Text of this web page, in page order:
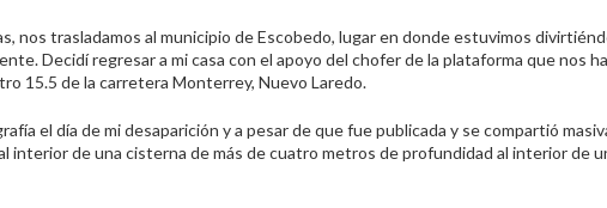
nos trasladamos al municipio de Escobedo, lugar en donde estuvimos
Decidí regresar a mi casa con el apoyo del chofer de la plataforma que nos
15.5 de la carretera Monterrey, Nuevo Laredo.
el día de mi desaparición y a pesar de que fue publicada y se compartió
interior de una cisterna de más de cuatro metros de profundidad al interior de